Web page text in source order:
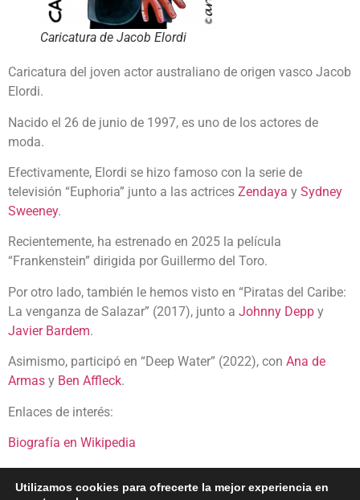
Caricatura de Jacob Elordi
Caricatura del joven actor australiano de origen vasco Jacob
Elordi.
Nacido el 26 de junio de 1997, es uno de los actores de
moda.
Efectivamente, Elordi se hizo famoso con la serie de
televisión “Euphoria” junto a las actrices Zendaya y Sydney
Sweeney.
Recientemente, ha estrenado en 2025 la película
“Frankenstein” dirigida por Guillermo del Toro.
Por otro lado, también le hemos visto en “Piratas del Caribe:
La venganza de Salazar” (2017), junto a Johnny Depp y
Javier Bardem.
Asimismo, participó en “Deep Water” (2022), con Ana de
Armas y Ben Affleck.
Enlaces de interés:
Biografía en Wikipedia
Utilizamos cookies para ofrecerte la mejor experiencia en